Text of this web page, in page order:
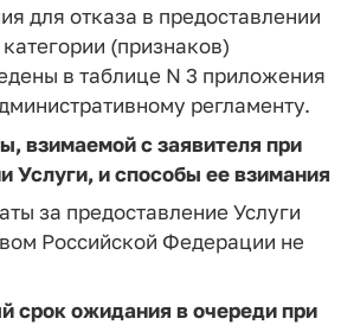
для отказа в предоставлении
(признаков)
в таблице N 3 приложения
регламенту.
взимаемой с заявителя при
Услуги, и способы ее взимания
за предоставление Услуги
Российской Федерации не
срок ожидания в очереди при